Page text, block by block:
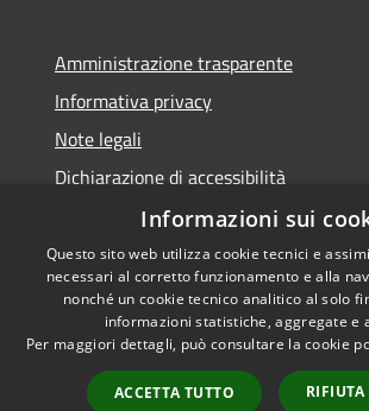
Amministrazione trasparente
Informativa privacy
Note legali
Dichiarazione di accessibilità
Accessibilità
Privacy
Copyright
San
Informazioni sui
Questo sito web utilizza cookie tecnici e
necessari al corretto funzionamento e alla
nonché un cookie tecnico analitico al solo
informazioni statistiche, aggregate e
Per maggiori dettagli, può consultare la cookie
ACCETTA TUTTO RIFIUTA